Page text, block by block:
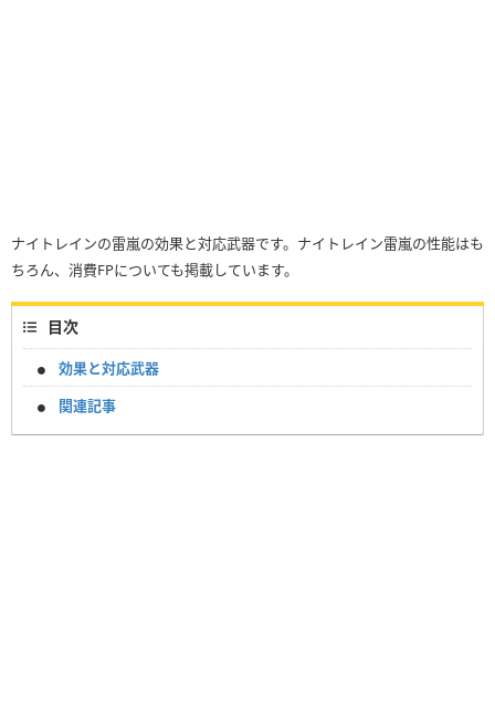
ナイトレインの雷嵐の効果と対応武器です。ナイトレイン雷嵐の性能はも
ちろん、消費FPについても掲載しています。
目次
効果と対応武器
関連記事